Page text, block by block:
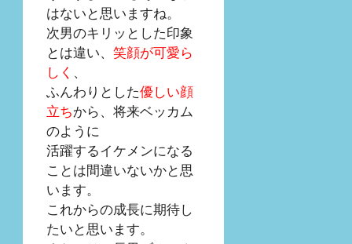
はないと思いますね。
次男のキリッとした印象
とは違い、 笑顔が可愛ら
しく 、
ふんわりとした優しい顔
立ちから、将来ベッカム
のように
活躍するイケメンになる
ことは間違いないかと思
います。
これからの成長に期待し
たいと思います。